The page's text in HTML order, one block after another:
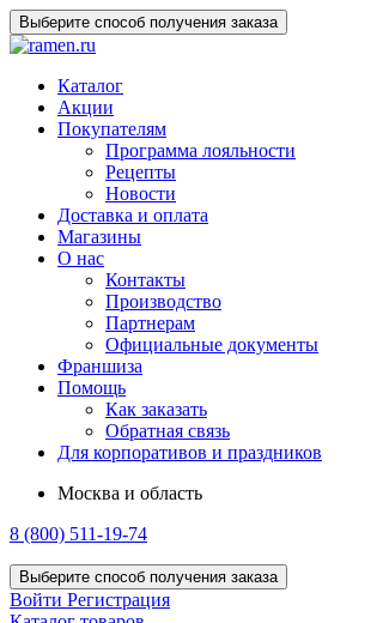
Выберите способ получения заказа
Каталог
Акции
Покупателям
Программа лояльности
Рецепты
Новости
Доставка и оплата
Магазины
О нас
Контакты
Производство
Партнерам
Официальные документы
Франшиза
Помощь
Как заказать
Обратная связь
Для корпоративов и праздников
Москва и область
8 (800) 511-19-74
Выберите способ получения заказа
Войти Регистрация